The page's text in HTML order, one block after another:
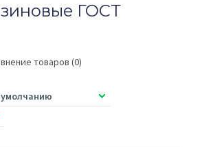
ГОСТ
товаров (0)